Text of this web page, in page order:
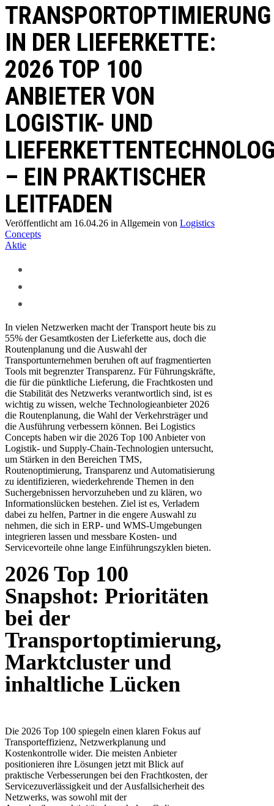
TRANSPORTOPTIMIERUNG
IN DER LIEFERKETTE:
2026 TOP 100
ANBIETER VON
LOGISTIK- UND
– EIN PRAKTISCHER
LEITFADEN
Veröffentlicht am 16.04.26 in Allgemein von Logistics
Concepts
Aktie
In vielen Netzwerken macht der Transport heute bis zu
55% der Gesamtkosten der Lieferkette aus, doch die
Routenplanung und die Auswahl der
Transportunternehmen beruhen oft auf fragmentierten
Tools mit begrenzter Transparenz. Für Führungskräfte,
die für die pünktliche Lieferung, die Frachtkosten und
die Stabilität des Netzwerks verantwortlich sind, ist es
wichtig zu wissen, welche Technologieanbieter 2026
die Routenplanung, die Wahl der Verkehrsträger und
die Ausführung verbessern können. Bei Logistics
Concepts haben wir die 2026 Top 100 Anbieter von
Logistik- und Supply-Chain-Technologien untersucht,
um Stärken in den Bereichen TMS,
Routenoptimierung, Transparenz und Automatisierung
zu identifizieren, wiederkehrende Themen in den
Suchergebnissen hervorzuheben und zu klären, wo
Informationslücken bestehen. Ziel ist es, Verladern
dabei zu helfen, Partner in die engere Auswahl zu
nehmen, die sich in ERP- und WMS-Umgebungen
integrieren lassen und messbare Kosten- und
Servicevorteile ohne lange Einführungszyklen bieten.
2026 Top 100
Snapshot: Prioritäten
bei der
Transportoptimierung,
Marktcluster und
inhaltliche Lücken
Die 2026 Top 100 spiegeln einen klaren Fokus auf
Transporteffizienz, Netzwerkplanung und
Kostenkontrolle wider. Die meisten Anbieter
positionieren ihre Lösungen jetzt mit Blick auf
praktische Verbesserungen bei den Frachtkosten, der
Servicezuverlässigkeit und der Ausfallsicherheit des
Netzwerks, was sowohl mit der